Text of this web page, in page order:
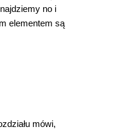
no i
elementem są
mówi,